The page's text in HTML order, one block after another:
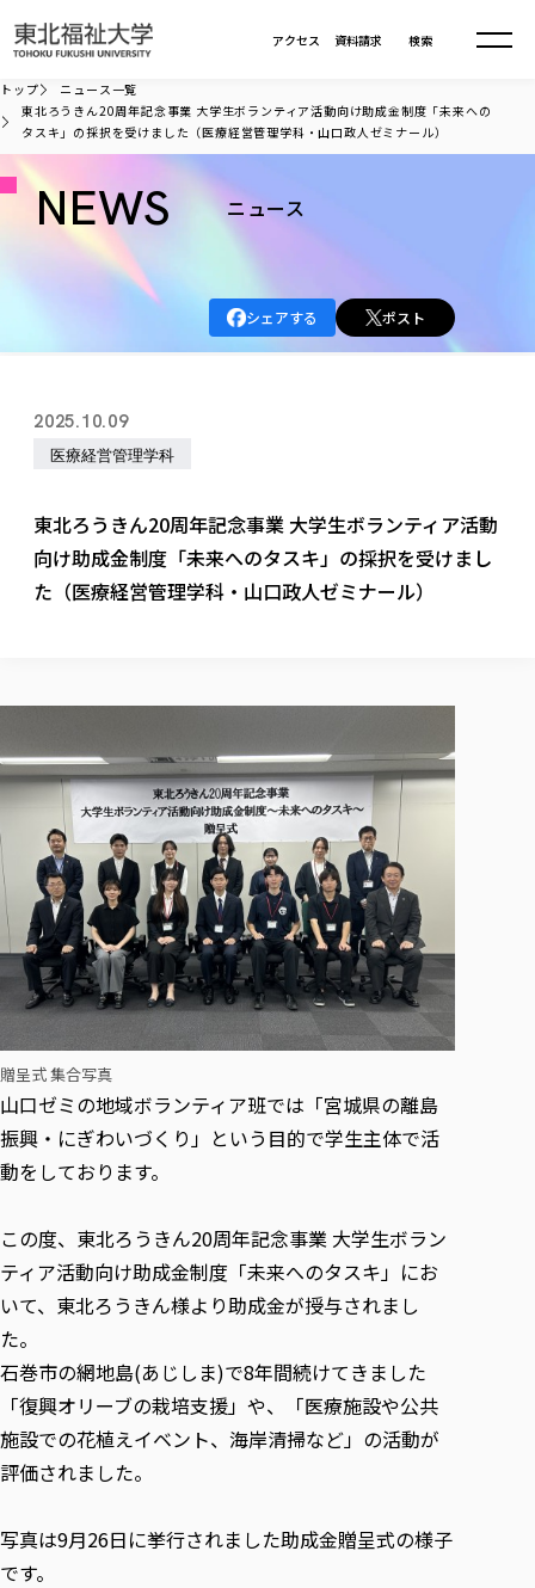
資料請求
アクセス 検索
大学について
大学理念
各種方針
大学の概要
大学の歩み
学生・教職員・卒業生数
校歌の歴史
校章・マーク・カラー
キャンパス案内
大学の取り組み
大学の取り組み
カリキュラム編成ガイドライン
本学のシラバスについて
一般事業主行動計画
大学広報誌「TFU Newsletter 東北福祉大学通信」
初年次教育（リエゾンゼミⅠ）について
リエゾンゼミ・ナビ（テキスト等）
お役立ち情報（リンク集）
放射線モニタリング測定結果（国見キャンパス）
情報公開
寄附行為
ガバナンス・コード
学校教育法施行規則第172条の2に基づく情報公開
教職課程における情報の公表
学部・学科等設置計画履行状況報告書
情報公開規程
学部・大学院
学部・大学院TOP
総合福祉学部
福祉行政学科
共生まちづくり学部
共生まちづくり学部
教育学部
教育学科
健康科学部
健康科学部
医療経営管理学科
産業福祉マネジメント学科
大学院
大学院
総合福祉学研究科 社会福祉学専攻 修士課程
総合福祉学研究科 社会福祉学専攻 博士課程
総合福祉学研究科 福祉心理学専攻 修士課程
教育学研究科 教育学専攻 修士課程
通信教育部
通信教育部
通信制大学院 総合福祉学研究科 社会福祉学専攻 修士課程
通信制大学院 総合福祉学研究科 福祉心理学専攻 修士課程
カリキュラム（学部・大学院）
その他の就学機会
学びの特徴
学びの特徴
初年次教育（リエゾンゼミⅠ）
教育実践活動（教育学科学生のみ受講可能）
禅のこころ
教員紹介・業績
学びのサポート
学費（学部学科）
授業料減免・奨学金等
宿舎の紹介
学生生活サポート
学生自主活動支援
社会人学生の育児支援（一時預かり）
学生総合補償制度
入学試験
進学相談会
取得可能な資格・免許
東北福祉大学のキャリア教育
センター長の挨拶
求人の受付について
単独学内説明会のご案内
在学生の方
在学生の方
資格取得報奨制度について
東北福祉大学求人・インターンシップ検索サイト（キャリタス
卒業生の方
卒業生の方
卒業後のキャリア支援体制
在学生による訪問、情報提供へのご協力のお願い
卒業生アンケート
よくあるご質問
東北福祉大学のDNA
在学生インタビュー
課外活動 TOP
体育会・運動サークル紹介
大学指定団体紹介
国際交流
国際交流TOP
外国人在学生
Prospective Students
学生支援センター国際交流の活動
スタッフ紹介
ニュース一覧
社会連携・研究
東北福祉大学の研究活動
東北福祉大学の研究紹介
共同研究等をご検討の皆様へ
東北福祉大学の紀要・リポジトリ
東北福祉大学の紀要・リポジトリ
研究紀要
教職研究
東北福祉大学教育・教職センター特別支援教育研究年報一覧
芹沢銈介美術工芸館年報
東北福祉大学機関リポジトリ
東北福祉大学オープンアクセス方針
産学・産学官連携
産学・産学官連携
「高齢者のフレイル予防及びデジタルデバイド解消に向けた産
高齢者施設特化型モジュラー車いす開発
学生参加 × 産学官連携 ～ 「行学一如」の実践
社会貢献・地域連携活動
社会貢献・地域連携活動
社会貢献への取り組み
社会貢献・地域連携活動報告書
各種社会貢献活動の窓口
伝承講座「311『伝える／備える』次世代塾」
JICA草の根技術協力事業
被災地の子ども支援活動
生涯学習・社会人講座
自治体・団体等との主な協定
自治体・団体等との主な協定
研究所について
研究者のご紹介
生涯教育・キャリア教育TOP
生涯学習・社会人講座
月例TFU実学臨床研究セミナー
特別支援教育研究室
TFU教育フォーラム
関連法人
取材について
施設利用
同窓会
学内ポータルシステム
Universal Passport
トップ
ニュース一覧
東北ろうきん20周年記念事業 大学生ボランティア活動向け助成金制度「未来への
タスキ」の採択を受けました（医療経営管理学科・山口政人ゼミナール）
NEWS ニュース
シェアする ポスト
2025.10.09
医療経営管理学科
東北ろうきん20周年記念事業 大学生ボランティア活動
向け助成金制度「未来へのタスキ」の採択を受けまし
た（医療経営管理学科・山口政人ゼミナール）
贈呈式 集合写真
山口ゼミの地域ボランティア班では「宮城県の離島
振興・にぎわいづくり」という目的で学生主体で活
動をしております。
この度、東北ろうきん20周年記念事業 大学生ボラン
ティア活動向け助成金制度「未来へのタスキ」にお
いて、東北ろうきん様より助成金が授与されまし
た。
石巻市の網地島(あじしま)で8年間続けてきました
「復興オリーブの栽培支援」や、「医療施設や公共
施設での花植えイベント、海岸清掃など」の活動が
評価されました。
写真は9月26日に挙行されました助成金贈呈式の様子
です。